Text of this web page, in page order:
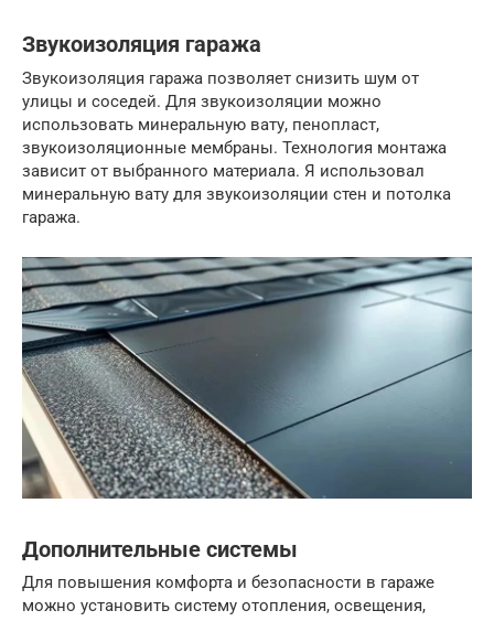
Звукоизоляция гаража
Звукоизоляция гаража позволяет снизить шум от
улицы и соседей. Для звукоизоляции можно
использовать минеральную вату, пенопласт,
звукоизоляционные мембраны. Технология монтажа
зависит от выбранного материала. Я использовал
минеральную вату для звукоизоляции стен и потолка
гаража.
Дополнительные системы
Для повышения комфорта и безопасности в гараже
можно установить систему отопления, освещения,